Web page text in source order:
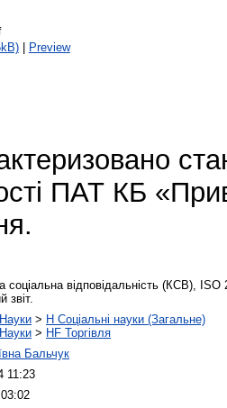
| Preview
ПАТ КБ
соціальна відповідальність (КСВ), ISO
звіт.
> H Соціальні науки (Загальне)
> HF Торгівля
Бальчук
11:23